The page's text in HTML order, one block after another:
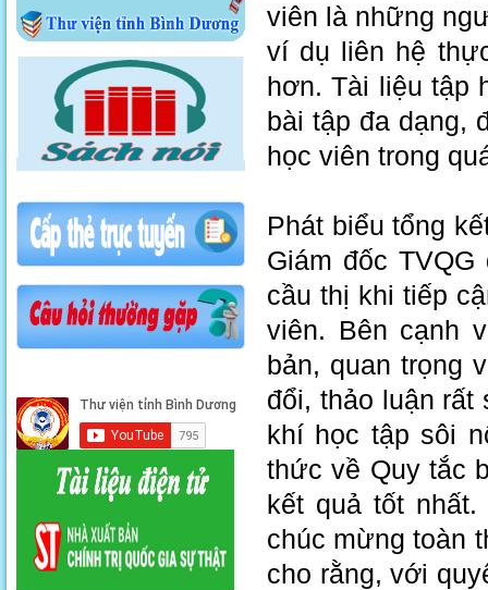
viên là những
ví dụ liên hệ
hơn. Tài liệu tập
bài tập đa dạng,
học viên trong
Phát biểu tổng
Giám đốc
cầu thị khi tiếp
viên. Bên cạnh
bản, quan trọng
đổi, thảo luận rất
khí học tập sôi
thức về Quy tắc
kết quả tốt
chúc mừng toàn
cho rằng, với